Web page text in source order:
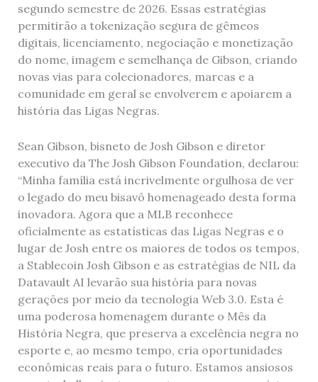
segundo semestre de 2026. Essas estratégias
permitirão a tokenização segura de gêmeos
digitais, licenciamento, negociação e monetização
do nome, imagem e semelhança de Gibson, criando
novas vias para colecionadores, marcas e a
comunidade em geral se envolverem e apoiarem a
história das Ligas Negras.
Sean Gibson, bisneto de Josh Gibson e diretor
executivo da The Josh Gibson Foundation, declarou:
“Minha família está incrivelmente orgulhosa de ver
o legado do meu bisavô homenageado desta forma
inovadora. Agora que a MLB reconhece
oficialmente as estatísticas das Ligas Negras e o
lugar de Josh entre os maiores de todos os tempos,
a Stablecoin Josh Gibson e as estratégias de NIL da
Datavault AI levarão sua história para novas
gerações por meio da tecnologia Web 3.0. Esta é
uma poderosa homenagem durante o Mês da
História Negra, que preserva a excelência negra no
esporte e, ao mesmo tempo, cria oportunidades
econômicas reais para o futuro. Estamos ansiosos